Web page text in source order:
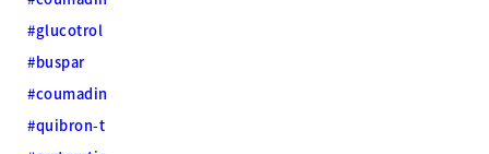
#glucotrol
#buspar
#coumadin
#quibron-t